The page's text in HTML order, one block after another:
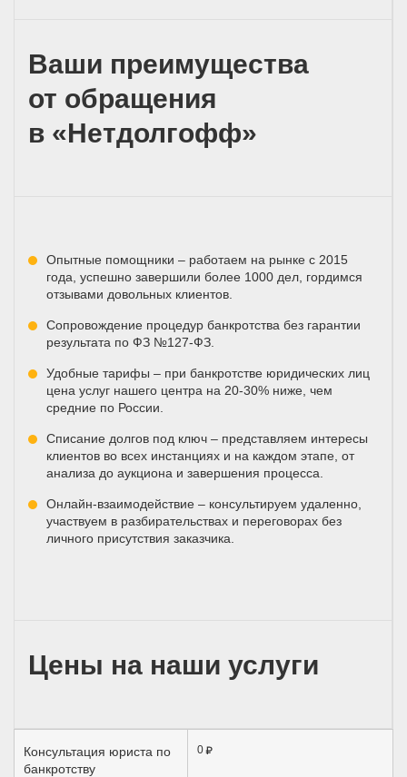
Ваши преимущества
от обращения
в «Нетдолгофф»
Опытные помощники – работаем на рынке с 2015
года, успешно завершили более 1000 дел, гордимся
отзывами довольных клиентов.
Сопровождение процедур банкротства без гарантии
результата по ФЗ №127-ФЗ.
Удобные тарифы – при банкротстве юридических лиц
цена услуг нашего центра на 20-30% ниже, чем
средние по России.
Списание долгов под ключ – представляем интересы
клиентов во всех инстанциях и на каждом этапе, от
анализа до аукциона и завершения процесса.
Онлайн-взаимодействие – консультируем удаленно,
участвуем в разбирательствах и переговорах без
личного присутствия заказчика.
Цены на наши услуги
Консультация юриста по
банкротству
0